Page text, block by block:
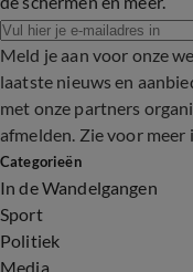
Meld je aan voor onze
laatste nieuws en
met onze partners
afmelden. Zie voor
Categorieën
In de Wandelgangen
Sport
Politiek
Media